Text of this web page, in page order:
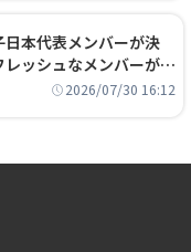
日本代表メンバーが決
ッシュなメンバーが日
う
2026/07/30 16:12